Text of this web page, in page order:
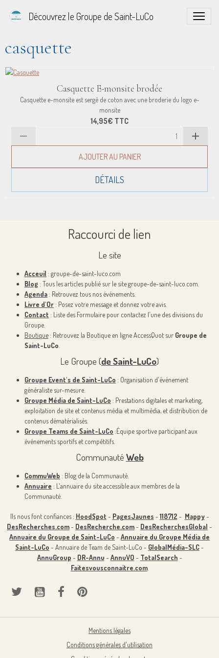
Découvrez le Groupe de Saint-LuCo
casquette
Casquette E-monsite brodée
Casquette e-monsite est sergé de coton avec une broderie du logo e-
monsite
14,95€ TTC
AJOUTER AU PANIER
DÉTAILS
Raccourci de lien
Le site
Acceuil : groupe-de-saint-luco.com
Blog : Tous les articles publié sur le site groupe-de-saint-luco.com.
Agenda : Retrouvez tous nos événements.
Livre d'Or : Posez votre message et donnez votre avis.
Contact : Liste des Formulaire pour contactez l'une des divisions du
Groupe.
Boutique : Retrouvez la Boutique en ligne AccessQuot sur Groupe de
Saint-LuCo
Le Groupe (de Saint-LuCo)
Groupe Event's de Saint-LuCo : Organisation d'événement
généraliste sur-mesure.
Groupe Média de Saint-LuCo : Prestations digitales et marketing,
exploitation de site et contenus média et multimédia, et distribution de
contenus dématérialisés.
Groupe Teams de Saint-LuCo :Équipe sportive participant aux
événements sportifs et compétitifs.
Communauté Web
CommuWeb : Blog de la Communauté.
Annuaire : L'annuaire du site accessible aux membres de la
Communauté.
Ils nous font confiances : HoodSpot - PagesJaunes -118712 - Mappy-
DesRecherches.com- DesRecherche.com- DesRecherchesGlobal -
Annuaire du Groupe de Saint-LuCo - Annuaire du Groupe Média de
Saint-LuCo - Annuaire de Team de Saint-LuCo - GlobalMédia-SLC-
AnnuGroup - DR-Annu - AnnuVO - TotalSearch -
Faitesvousconnaitre.com.
Mentions légales
Conditions générales d'utilisation